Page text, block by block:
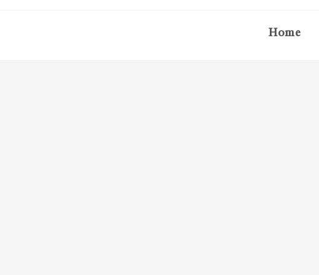
Home